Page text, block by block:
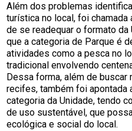
Além dos problemas
turística no local, foi
de se readequar o formato da
que a categoria de Parque é
atividades como a pesca no
tradicional envolvendo
Dessa forma, além de
recifes, também foi apontada
categoria da Unidade, tendo
de uso sustentável, que
ecológica e social do local.